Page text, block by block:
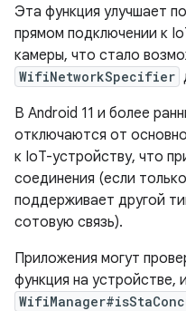
Эта функция улучшает
прямом подключении к
камеры, что стало
WifiNetworkSpecifier
В Android 11 и более
отключаются от
к IoT-устройству, что
соединения (если
поддерживает другой
сотовую связь).
Приложения могут
функция на устройстве,